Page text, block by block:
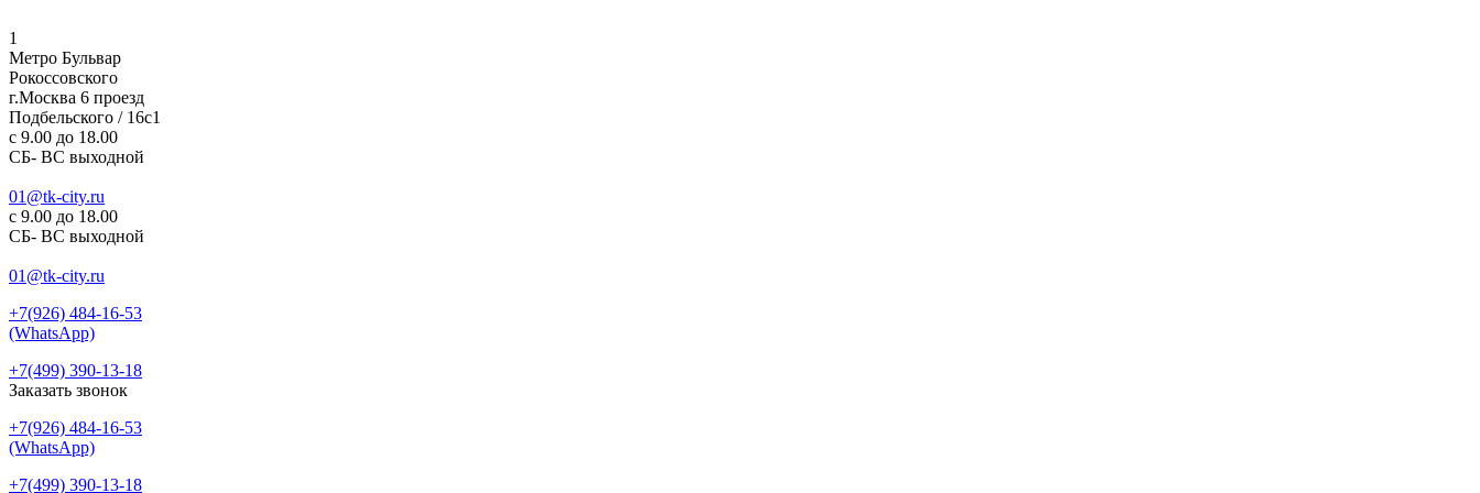
1
Метро Бульвар
Рокоссовского
г.Москва 6 проезд
Подбельского / 16с1
c 9.00 до 18.00
СБ- ВС выходной
01@tk-city.ru
c 9.00 до 18.00
СБ- ВС выходной
01@tk-city.ru
+7(926) 484-16-53
(WhatsApp)
+7(499) 390-13-18
Заказать звонок
+7(926) 484-16-53
(WhatsApp)
+7(499) 390-13-18